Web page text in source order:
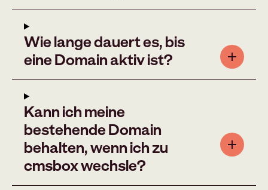
Wie lange dauert es, bis
eine Domain aktiv ist?
Kann ich meine
bestehende Domain
behalten, wenn ich zu
cmsbox wechsle?